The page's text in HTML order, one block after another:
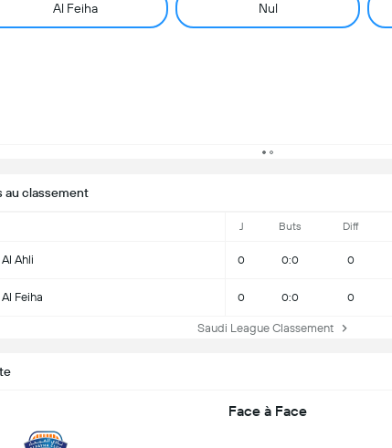
Al Feiha Nul
au classement
J Buts Diff
Al Ahli 0 0:0 0
Al Feiha 0 0:0 0
Saudi League Classement
Face à Face